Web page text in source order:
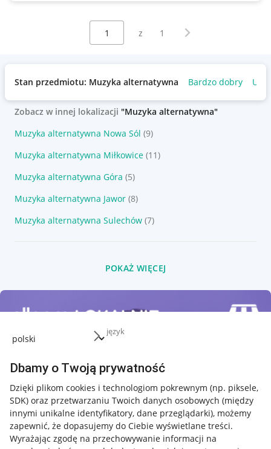
język
Dbamy o Twoją prywatność
Dzięki plikom cookies i technologiom pokrewnym (np. piksele,
SDK) oraz przetwarzaniu Twoich danych osobowych (między
innymi unikalne identyfikatory, dane przeglądarki), możemy
zapewnić, że dopasujemy do Ciebie wyświetlane treści.
Wyrażając zgodę na przechowywanie informacji na
Wybierz stronę:
z 1 Następna strona
Stan przedmiotu: Muzyka alternatywna Bardzo dobry
Zobacz w innej lokalizacji "Muzyka alternatywna"
Muzyka alternatywna Nowa Sól (9)
Muzyka alternatywna Miłkowice (11)
Muzyka alternatywna Góra (5)
Muzyka alternatywna Jawor (8)
Muzyka alternatywna Sulechów (7)
POKAŻ WIĘCEJ